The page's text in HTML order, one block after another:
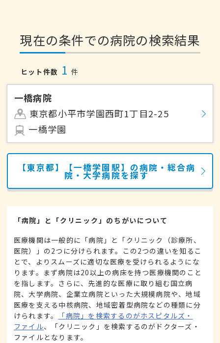
現在の条件での病院の検索結果
ヒット件数 1 件
一橋病院
東京都小平市学園西町1丁目2-25
一橋学園
【東京都】【一橋学園駅】の病院・総合病
院・大学病院を探す
「病院」と「クリニック」のちがいについて
医療機関は一般的に「病院」と「クリニック（診療所、
医院）」の2つに分けられます。この2つの違いを知るこ
とで、よりスムーズに適切な医療を受けられるようにな
ります。まず病院は20以上の病床を持つ医療機関のこと
を指します。さらに、先進的な医療に取り組む国立病
院、大学病院、企業立病院といった大規模病院や、地域
医療を支える中核病院、地域密着型病院などの種類に分
けられます。
「病院」を検索するのがホスピタルズ・
ファイル、「クリニック」を検索するのがドクターズ・
ファイルとなります。